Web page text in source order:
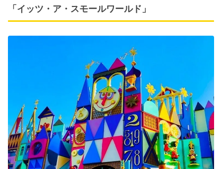
「イッツ・ア・スモールワールド」